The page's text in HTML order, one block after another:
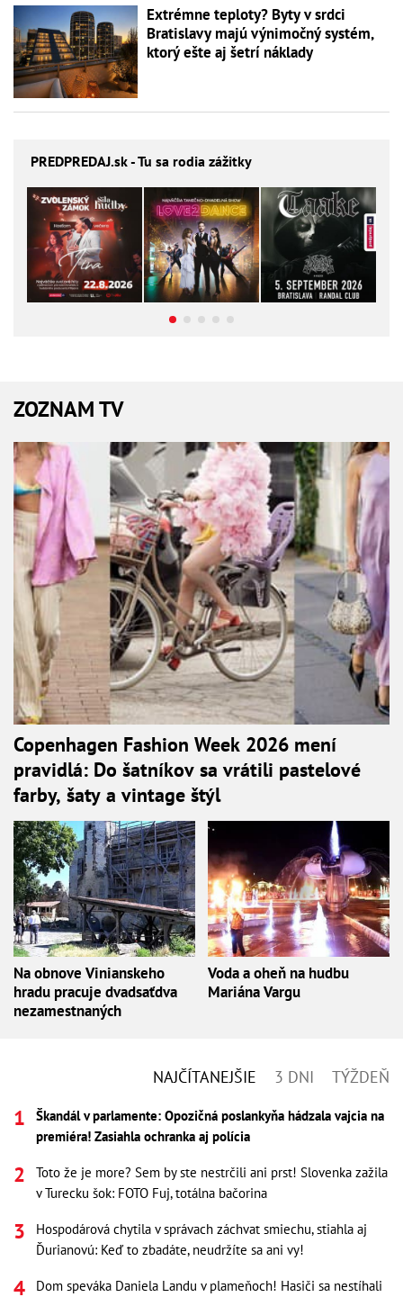
Extrémne teploty? Byty v srdci
Bratislavy majú výnimočný systém,
ktorý ešte aj šetrí náklady
PREDPREDAJ.sk - Tu sa rodia zážitky
ZOZNAM TV
Copenhagen Fashion Week 2026 mení
pravidlá: Do šatníkov sa vrátili pastelové
farby, šaty a vintage štýl
Na obnove Vinianskeho
hradu pracuje dvadsaťdva
nezamestnaných
Voda a oheň na hudbu
Mariána Vargu
NAJČÍTANEJŠIE 3 DNI TÝŽDEŇ
Škandál v parlamente: Opozičná poslankyňa hádzala vajcia na
premiéra! Zasiahla ochranka aj polícia
Toto že je more? Sem by ste nestrčili ani prst! Slovenka zažila
v Turecku šok: FOTO Fuj, totálna bačorina
Hospodárová chytila v správach záchvat smiechu, stiahla aj
Ďurianovú: Keď to zbadáte, neudržíte sa ani vy!
Dom speváka Daniela Landu v plameňoch! Hasiči sa nestíhali